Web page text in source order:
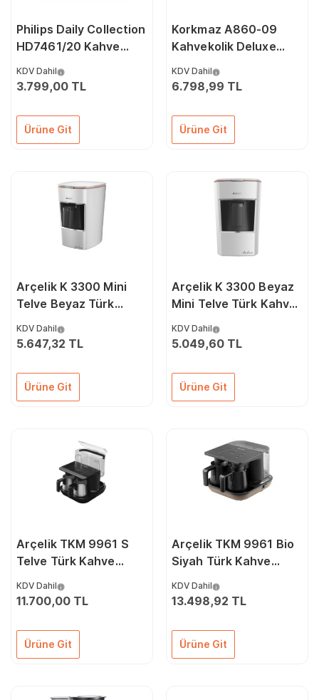
Philips Daily Collection
HD7461/20 Kahve
KDV Dahil
3.799,00 TL
Ürüne Git
Korkmaz A860-09
Kahvekolik Deluxe
Makinesi Siyah Rose
KDV Dahil
6.798,99 TL
Ürüne Git
Arçelik K 3300 Mini
Telve Beyaz Türk
KDV Dahil
5.647,32 TL
Ürüne Git
Arçelik K 3300 Beyaz
Mini Telve Türk Kahve
KDV Dahil
5.049,60 TL
Ürüne Git
Arçelik TKM 9961 S
Telve Türk Kahve
KDV Dahil
11.700,00 TL
Ürüne Git
Arçelik TKM 9961 Bio
Siyah Türk Kahve
KDV Dahil
13.498,92 TL
Ürüne Git